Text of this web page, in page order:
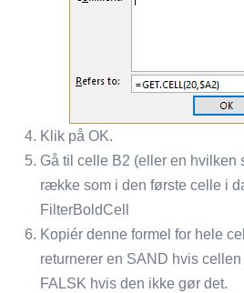
Klik på OK.
Gå til celle B2 (eller en hvilken
række som i den første celle i
FilterBoldCell
Kopiér denne formel for hele
returnerer en SAND hvis
FALSK hvis den ikke gør det.